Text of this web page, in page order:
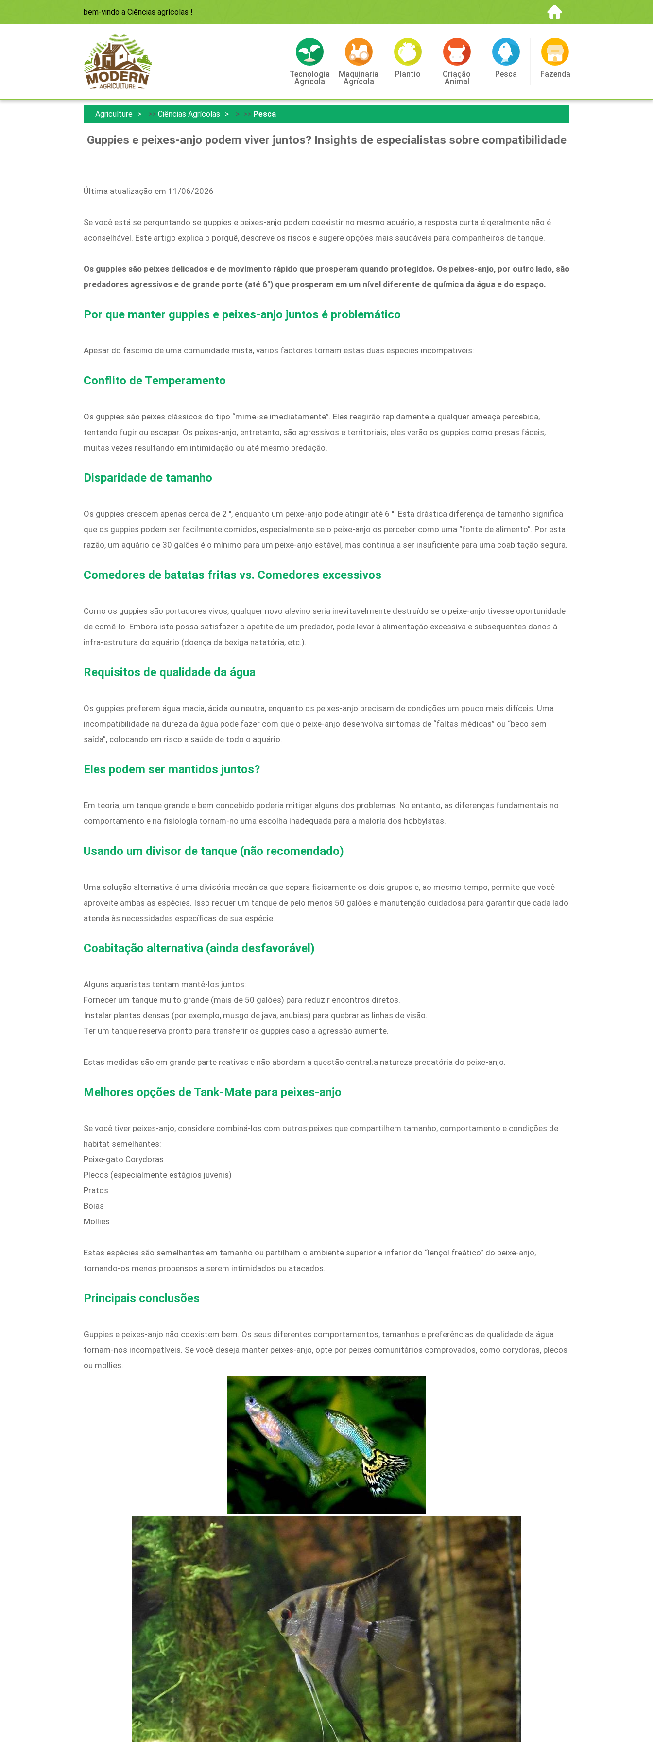
bem-vindo a Ciências agrícolas !
Tecnologia
Agrícola
Maquinaria
Agrícola
Plantio Criação
Animal
Pesca Fazenda
Agriculture >> Ciências Agrícolas > >> Pesca
Guppies e peixes-anjo podem viver juntos? Insights de especialistas sobre compatibilidade
Última atualização em 11/06/2026
Se você está se perguntando se guppies e peixes-anjo podem coexistir no mesmo aquário, a resposta curta é:geralmente não é
aconselhável. Este artigo explica o porquê, descreve os riscos e sugere opções mais saudáveis ​​para companheiros de tanque.
Os guppies são peixes delicados e de movimento rápido que prosperam quando protegidos. Os peixes-anjo, por outro lado, são
predadores agressivos e de grande porte (até 6″) que prosperam em um nível diferente de química da água e do espaço.
Por que manter guppies e peixes-anjo juntos é problemático
Apesar do fascínio de uma comunidade mista, vários factores tornam estas duas espécies incompatíveis:
Conflito de Temperamento
Os guppies são peixes clássicos do tipo “mime-se imediatamente”. Eles reagirão rapidamente a qualquer ameaça percebida,
tentando fugir ou escapar. Os peixes-anjo, entretanto, são agressivos e territoriais; eles verão os guppies como presas fáceis,
muitas vezes resultando em intimidação ou até mesmo predação.
Disparidade de tamanho
Os guppies crescem apenas cerca de 2 ″, enquanto um peixe-anjo pode atingir até 6 ″. Esta drástica diferença de tamanho significa
que os guppies podem ser facilmente comidos, especialmente se o peixe-anjo os perceber como uma “fonte de alimento”. Por esta
razão, um aquário de 30 galões é o mínimo para um peixe-anjo estável, mas continua a ser insuficiente para uma coabitação segura.
Comedores de batatas fritas vs. Comedores excessivos
Como os guppies são portadores vivos, qualquer novo alevino seria inevitavelmente destruído se o peixe-anjo tivesse oportunidade
de comê-lo. Embora isto possa satisfazer o apetite de um predador, pode levar à alimentação excessiva e subsequentes danos à
infra-estrutura do aquário (doença da bexiga natatória, etc.).
Requisitos de qualidade da água
Os guppies preferem água macia, ácida ou neutra, enquanto os peixes-anjo precisam de condições um pouco mais difíceis. Uma
incompatibilidade na dureza da água pode fazer com que o peixe-anjo desenvolva sintomas de “faltas médicas” ou “beco sem
saída”, colocando em risco a saúde de todo o aquário.
Eles podem ser mantidos juntos?
Em teoria, um tanque grande e bem concebido poderia mitigar alguns dos problemas. No entanto, as diferenças fundamentais no
comportamento e na fisiologia tornam-no uma escolha inadequada para a maioria dos hobbyistas.
Usando um divisor de tanque (não recomendado)
Uma solução alternativa é uma divisória mecânica que separa fisicamente os dois grupos e, ao mesmo tempo, permite que você
aproveite ambas as espécies. Isso requer um tanque de pelo menos 50 galões e manutenção cuidadosa para garantir que cada lado
atenda às necessidades específicas de sua espécie.
Coabitação alternativa (ainda desfavorável)
Alguns aquaristas tentam mantê-los juntos:
Fornecer um tanque muito grande (mais de 50 galões) para reduzir encontros diretos.
Instalar plantas densas (por exemplo, musgo de java, anubias) para quebrar as linhas de visão.
Ter um tanque reserva pronto para transferir os guppies caso a agressão aumente.
Estas medidas são em grande parte reativas e não abordam a questão central:a natureza predatória do peixe-anjo.
Melhores opções de Tank-Mate para peixes-anjo
Se você tiver peixes-anjo, considere combiná-los com outros peixes que compartilhem tamanho, comportamento e condições de
habitat semelhantes:
Peixe-gato Corydoras
Plecos (especialmente estágios juvenis)
Pratos
Boias
Mollies
Estas espécies são semelhantes em tamanho ou partilham o ambiente superior e inferior do “lençol freático” do peixe-anjo,
tornando-os menos propensos a serem intimidados ou atacados.
Principais conclusões
Guppies e peixes-anjo não coexistem bem. Os seus diferentes comportamentos, tamanhos e preferências de qualidade da água
tornam-nos incompatíveis. Se você deseja manter peixes-anjo, opte por peixes comunitários comprovados, como corydoras, plecos
ou mollies.